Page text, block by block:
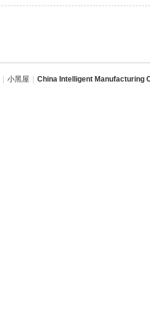
| 小黑屋 | China Intelligent Manufacturing